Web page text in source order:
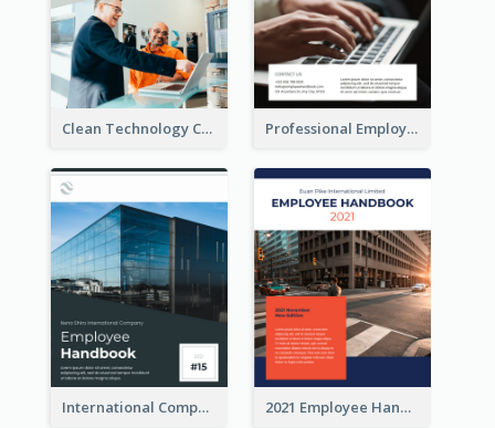
Clean Technology Company Handbook Professional Employee Handbook
International Company Handbook 2021 Employee Handbook